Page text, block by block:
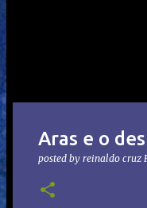
Aras e o
posted by reinaldo cruz